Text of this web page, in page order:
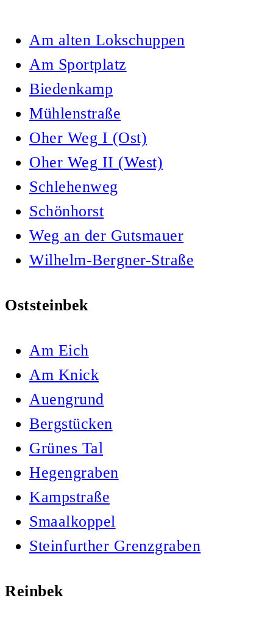
Am alten Lokschuppen
Am Sportplatz
Biedenkamp
Mühlenstraße
Oher Weg I (Ost)
Oher Weg II (West)
Schlehenweg
Schönhorst
Weg an der Gutsmauer
Wilhelm-Bergner-Straße
Oststeinbek
Am Eich
Am Knick
Auengrund
Bergstücken
Grünes Tal
Hegengraben
Kampstraße
Smaalkoppel
Steinfurther Grenzgraben
Reinbek